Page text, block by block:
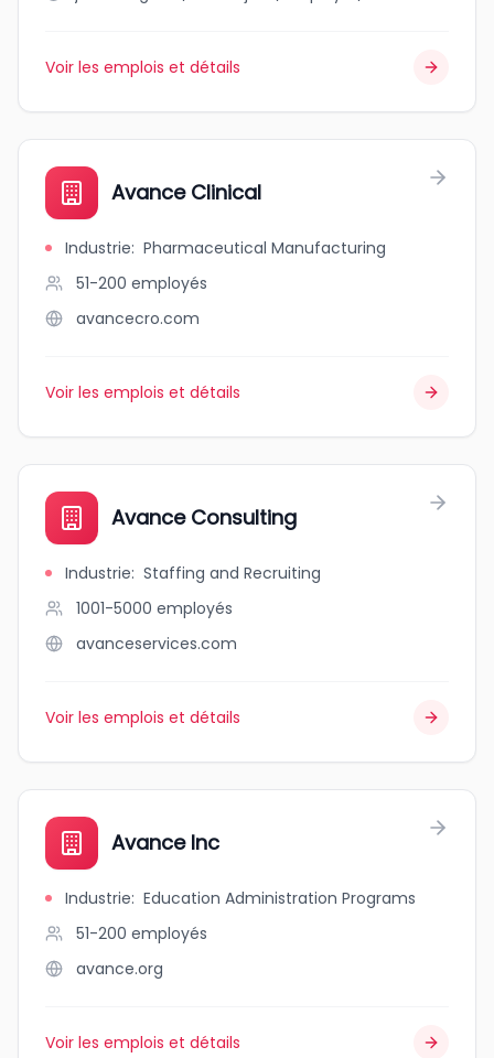
Voir les emplois et détails
Avance Clinical
Industrie: Pharmaceutical Manufacturing
51-200 employés
avancecro.com
Voir les emplois et détails
Avance Consulting
Industrie: Staffing and Recruiting
1001-5000 employés
avanceservices.com
Voir les emplois et détails
Avance Inc
Industrie: Education Administration Programs
51-200 employés
avance.org
Voir les emplois et détails